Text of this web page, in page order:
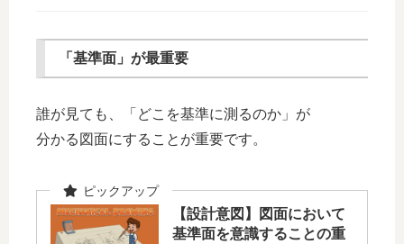
「基準面」が最重要
誰が見ても、「どこを基準に測るのか」が
分かる図面にすることが重要です。
【設計意図】図面において
基準面を意識することの重